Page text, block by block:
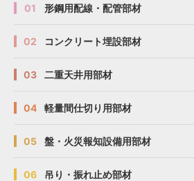
01 形鋼用配線・配管部材
02 コンクリート埋設部材
03 二重天井用部材
04 軽量間仕切り用部材
05 盤・火災報知設備用部材
06 吊り・振れ止め部材